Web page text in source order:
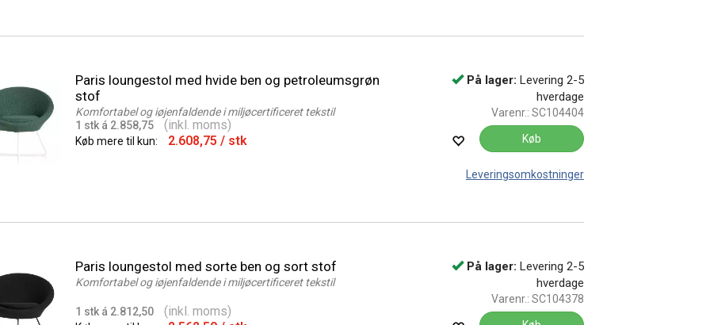
Paris loungestol med hvide ben og petroleumsgrøn
stof
Komfortabel og iøjenfaldende i miljøcertificeret tekstil
1 stk á 2.858,75
(inkl. moms)
På lager: Levering 2-5
hverdage
Varenr.: SC104404
Køb mere til kun: 2.608,75 / stk Køb
Leveringsomkostninger
Paris loungestol med sorte ben og sort stof
Komfortabel og iøjenfaldende i miljøcertificeret tekstil
1 stk á 2.812,50 (inkl. moms)
På lager: Levering 2-5
hverdage
Varenr.: SC104378